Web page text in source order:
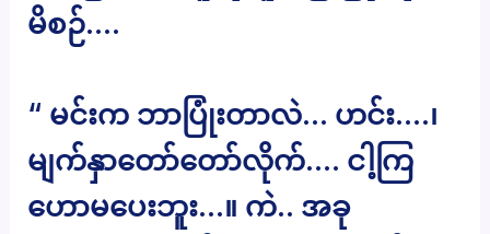
မိစဉ်….
“ မင်းက ဘာပြုံးတာလဲ… ဟင်း….၊
မျက်နှာတော်တော်လိုက်…. ငါ့ကြ
ဟောမပေးဘူး…။ ကဲ.. အခု